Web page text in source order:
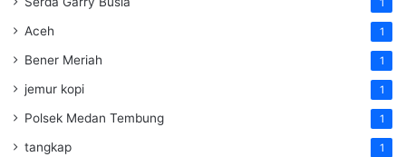
Aceh 1
Bener Meriah 1
jemur kopi 1
Polsek Medan Tembung 1
tangkap 1